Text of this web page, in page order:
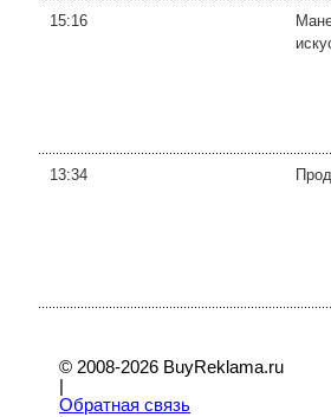
15:16
13:34
© 2008-2026 BuyReklama.ru
Обратная связь